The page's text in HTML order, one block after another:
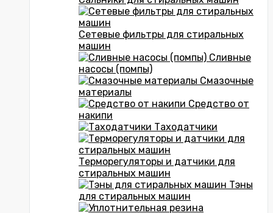
Сетевые фильтры для стиральных
машин
Сливные
насосы (помпы)
Смазочные
материалы
Средство от
накипи
Таходатчики
Терморегуляторы и датчики для
стиральных машин
Тэны
для стиральных машин